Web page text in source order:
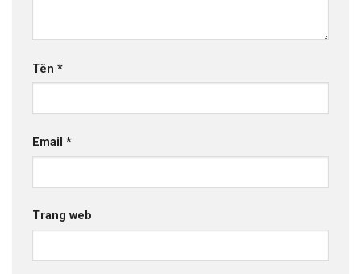
Tên *
Email *
Trang web